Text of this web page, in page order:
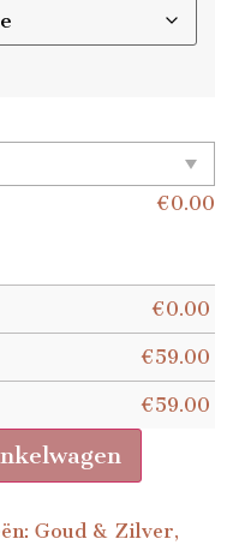
€0.00
€0.00
€59.00
€59.00
Goud & Zilver,